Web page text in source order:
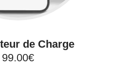
de Charge
99.00€